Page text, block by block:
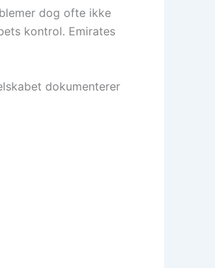
dog ofte ikke
kontrol. Emirates
dokumenterer